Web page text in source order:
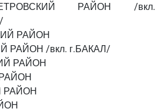
РАЙОН /вкл.
РАЙОН
РАЙОН /вкл. г.БАКАЛ/
РАЙОН
РАЙОН